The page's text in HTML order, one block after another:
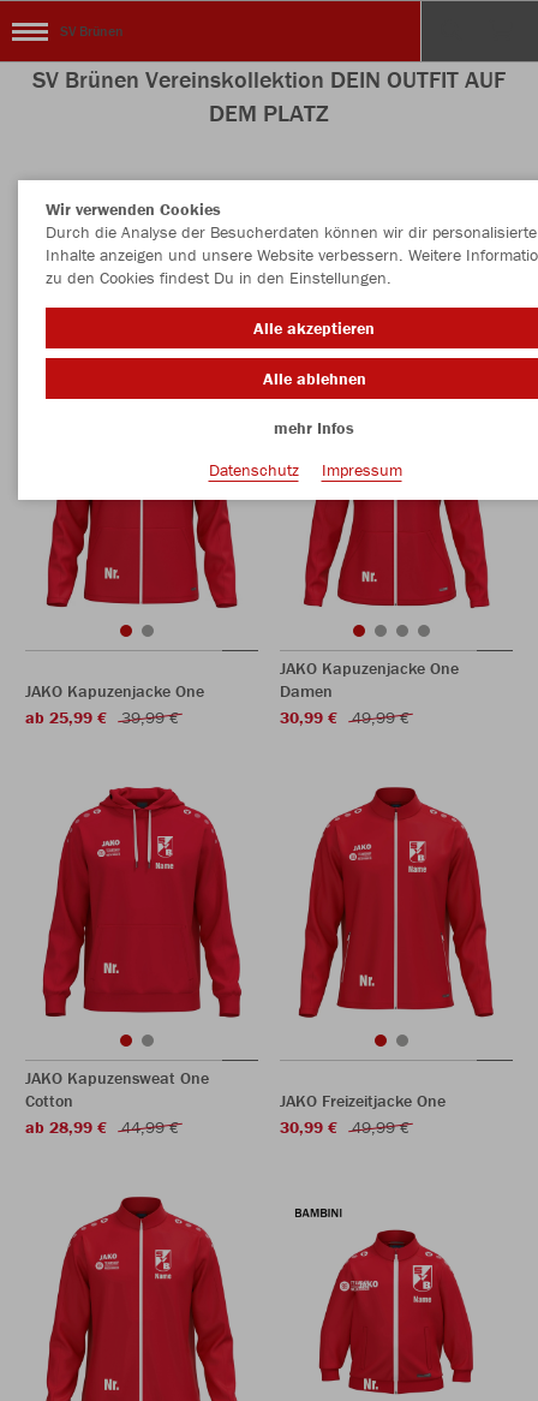
SV Brünen
SV Brünen Vereinskollektion DEIN OUTFIT AUF
DEM PLATZ
Nachhaltig Farbe
JAKO Kapuzenjacke One
ab 25,99 €
39,99 €
JAKO Kapuzenjacke One
Damen
30,99 €
49,99 €
JAKO Kapuzensweat One
Cotton
ab 28,99 €
44,99 €
JAKO Freizeitjacke One
30,99 €
49,99 €
Wir verwenden Cookies
Durch die Analyse der Besucherdaten können wir dir personalisierte
Inhalte anzeigen und unsere Website verbessern. Weitere
zu den Cookies findest Du in den Einstellungen.
Alle akzeptieren
Alle ablehnen
mehr Infos
Datenschutz
Impressum